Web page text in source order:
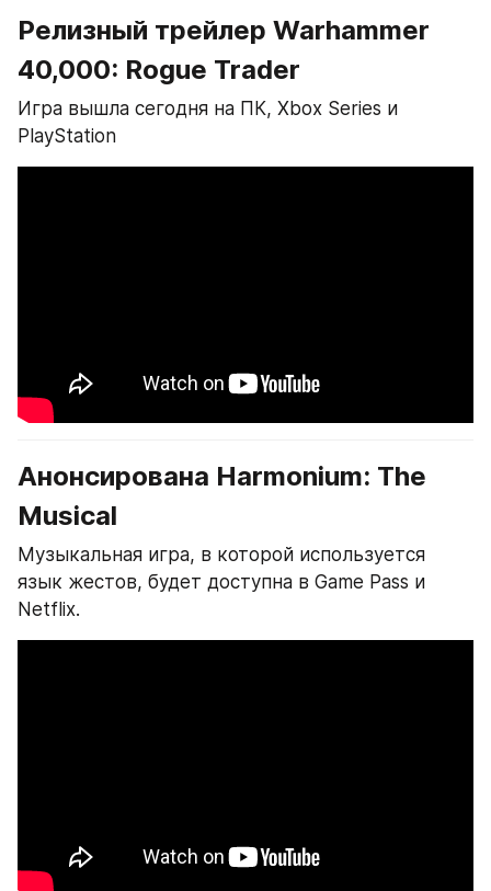
Релизный трейлер Warhammer
40,000: Rogue Trader
Игра вышла сегодня на ПК, Xbox Series и
PlayStation
Анонсирована Harmonium: The
Musical
Музыкальная игра, в которой используется
язык жестов, будет доступна в Game Pass и
Netflix.